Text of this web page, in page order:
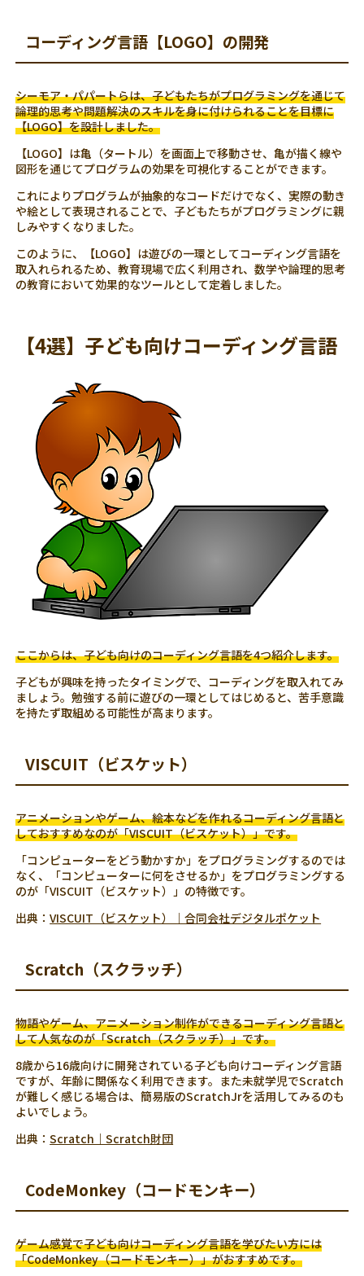
コーディング言語【LOGO】の開発
シーモア・パパートらは、子どもたちがプログラミングを通じて
論理的思考や問題解決のスキルを身に付けられることを目標に
【LOGO】を設計しました。
【LOGO】は亀（タートル）を画面上で移動させ、亀が描く線や
図形を通じてプログラムの効果を可視化することができます。
これによりプログラムが抽象的なコードだけでなく、実際の動き
や絵として表現されることで、子どもたちがプログラミングに親
しみやすくなりました。
このように、【LOGO】は遊びの一環としてコーディング言語を
取入れられるため、教育現場で広く利用され、数学や論理的思考
の教育において効果的なツールとして定着しました。
【4選】子ども向けコーディング言語
ここからは、子ども向けのコーディング言語を4つ紹介します。
子どもが興味を持ったタイミングで、コーディングを取入れてみ
ましょう。勉強する前に遊びの一環としてはじめると、苦手意識
を持たず取組める可能性が高まります。
VISCUIT（ビスケット）
アニメーションやゲーム、絵本などを作れるコーディング言語と
しておすすめなのが「VISCUIT（ビスケット）」です。
「コンピューターをどう動かすか」をプログラミングするのでは
なく、「コンピューターに何をさせるか」をプログラミングする
のが「VISCUIT（ビスケット）」の特徴です。
出典：VISCUIT（ビスケット）｜合同会社デジタルポケット
Scratch（スクラッチ）
物語やゲーム、アニメーション制作ができるコーディング言語と
して人気なのが「Scratch（スクラッチ）」です。
8歳から16歳向けに開発されている子ども向けコーディング言語
ですが、年齢に関係なく利用できます。また未就学児でScratch
が難しく感じる場合は、簡易版のScratchJrを活用してみるのも
よいでしょう。
出典：Scratch｜Scratch財団
CodeMonkey（コードモンキー）
ゲーム感覚で子ども向けコーディング言語を学びたい方には
「CodeMonkey（コードモンキー）」がおすすめです。